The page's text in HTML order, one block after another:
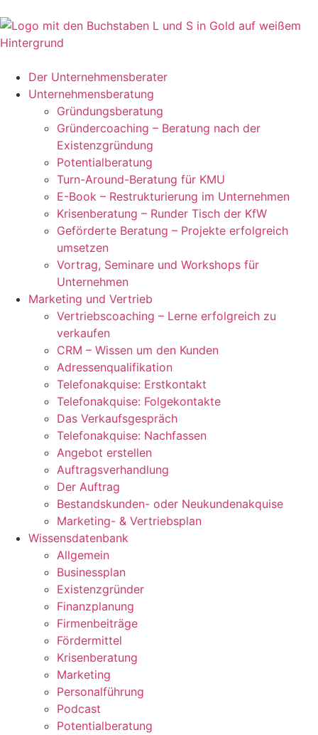
Der Unternehmensberater
Unternehmensberatung
Gründungsberatung
Gründercoaching – Beratung nach der
Existenzgründung
Potentialberatung
Turn-Around-Beratung für KMU
E-Book – Restrukturierung im Unternehmen
Krisenberatung – Runder Tisch der KfW
Geförderte Beratung – Projekte erfolgreich
umsetzen
Vortrag, Seminare und Workshops für
Unternehmen
Marketing und Vertrieb
Vertriebscoaching – Lerne erfolgreich zu
verkaufen
CRM – Wissen um den Kunden
Adressenqualifikation
Telefonakquise: Erstkontakt
Telefonakquise: Folgekontakte
Das Verkaufsgespräch
Telefonakquise: Nachfassen
Angebot erstellen
Auftragsverhandlung
Der Auftrag
Bestandskunden- oder Neukundenakquise
Marketing- & Vertriebsplan
Wissensdatenbank
Allgemein
Businessplan
Existenzgründer
Finanzplanung
Firmenbeiträge
Fördermittel
Krisenberatung
Marketing
Personalführung
Podcast
Potentialberatung